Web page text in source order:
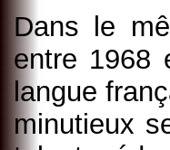
Dans le
entre 1968
langue
minutieux